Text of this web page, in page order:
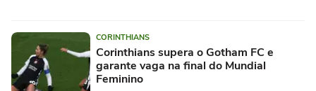
CORINTHIANS
Corinthians supera o Gotham FC e
garante vaga na final do Mundial
Feminino